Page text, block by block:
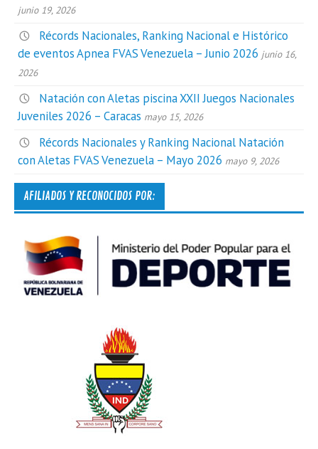
junio 19, 2026
Récords Nacionales, Ranking Nacional e Histórico
de eventos Apnea FVAS Venezuela – Junio 2026 junio 16,
2026
Natación con Aletas piscina XXII Juegos Nacionales
Juveniles 2026 – Caracas mayo 15, 2026
Récords Nacionales y Ranking Nacional Natación
con Aletas FVAS Venezuela – Mayo 2026 mayo 9, 2026
AFILIADOS Y RECONOCIDOS POR: